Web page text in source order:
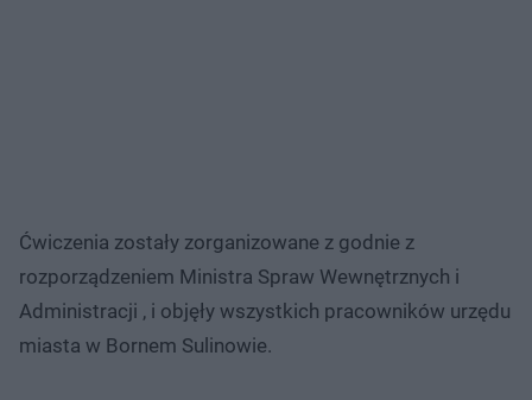
Ćwiczenia zostały zorganizowane z godnie z
rozporządzeniem Ministra Spraw Wewnętrznych i
Administracji , i objęły wszystkich pracowników urzędu
miasta w Bornem Sulinowie.